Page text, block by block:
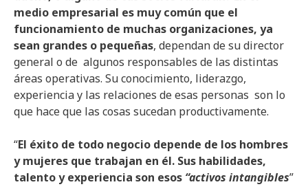
medio empresarial es muy común que el
funcionamiento de muchas organizaciones, ya
sean grandes o pequeñas, dependan de su director
general o de algunos responsables de las distintas
áreas operativas. Su conocimiento, liderazgo,
experiencia y las relaciones de esas personas son lo
que hace que las cosas sucedan productivamente.
“El éxito de todo negocio depende de los hombres
y mujeres que trabajan en él. Sus habilidades,
talento y experiencia son esos “activos intangibles”